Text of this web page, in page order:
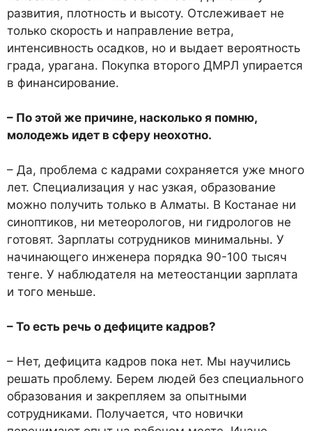
развития, плотность и высоту. Отслеживает не
толь­ко скорость и направление ве­тра,
интенсивность осадков, но и выдает вероятность
гра­да, урагана. Покупка второго ДМРЛ упирается
в финансиро­вание.
– По этой же причине, на­сколько я помню,
молодежь идет в сферу неохотно.
– Да, проблема с кадрами со­храняется уже много
лет. Спе­циализация у нас узкая, образо­вание
можно получить только в Алматы. В Костанае ни
синоп­тиков, ни метеорологов, ни ги­дрологов не
готовят. Зарплаты сотрудников минимальны. У
начинающего инженера поряд­ка 90-100 тысяч
тенге. У наблю­дателя на метеостанции зарпла­та
и того меньше.
– То есть речь о дефиците кадров?
– Нет, дефицита кадров пока нет. Мы научились
решать про­блему. Берем людей без специ­ального
образования и закре­пляем за опытными
сотрудни­ками. Получается, что новички